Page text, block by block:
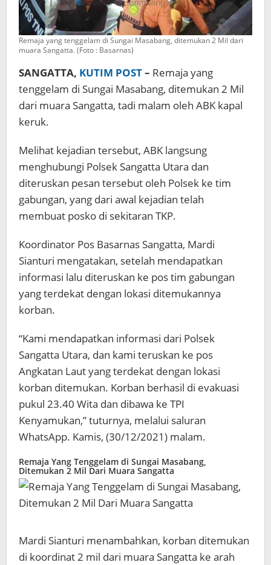
Remaja yang tenggelam di Sungai Masabang, ditemukan 2 Mil dari
muara Sangatta. (Foto : Basarnas)
SANGATTA, KUTIM POST– Remaja yang
tenggelam di Sungai Masabang, ditemukan 2 Mil
dari muara Sangatta, tadi malam oleh ABK kapal
keruk.
Melihat kejadian tersebut, ABK langsung
menghubungi Polsek Sangatta Utara dan
diteruskan pesan tersebut oleh Polsek ke tim
gabungan, yang dari awal kejadian telah
membuat posko di sekitaran TKP.
Koordinator Pos Basarnas Sangatta, Mardi
Sianturi mengatakan, setelah mendapatkan
informasi lalu diteruskan ke pos tim gabungan
yang terdekat dengan lokasi ditemukannya
korban.
“Kami mendapatkan informasi dari Polsek
Sangatta Utara, dan kami teruskan ke pos
Angkatan Laut yang terdekat dengan lokasi
korban ditemukan. Korban berhasil di evakuasi
pukul 23.40 Wita dan dibawa ke TPI
Kenyamukan,” tuturnya, melalui saluran
WhatsApp. Kamis, (30/12/2021) malam.
Remaja Yang Tenggelam di Sungai Masabang,
Ditemukan 2 Mil Dari Muara Sangatta
Mardi Sianturi menambahkan, korban ditemukan
di koordinat 2 mil dari muara Sangatta ke arah